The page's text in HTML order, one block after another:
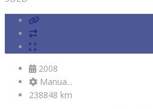
2008
Manua...
238848 km